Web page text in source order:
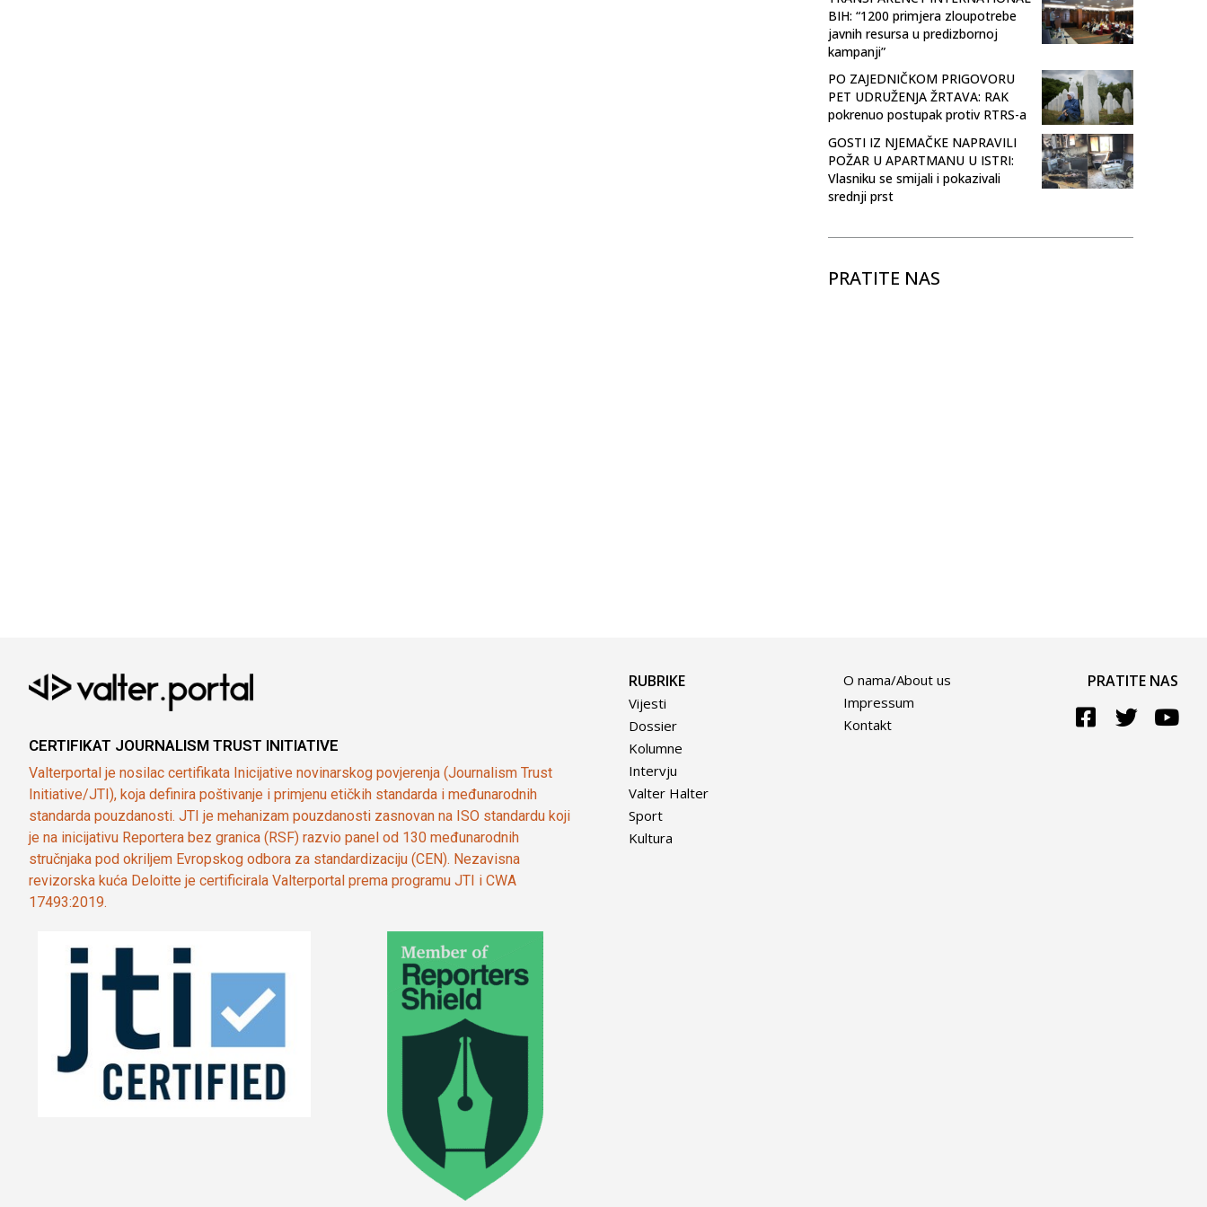
BIH: “1200 primjera zloupotrebe
javnih resursa u predizbornoj
kampanji”
PO ZAJEDNIČKOM PRIGOVORU
PET UDRUŽENJA ŽRTAVA: RAK
pokrenuo postupak protiv RTRS-a
GOSTI IZ NJEMAČKE NAPRAVILI
POŽAR U APARTMANU U ISTRI:
Vlasniku se smijali i pokazivali
srednji prst
PRATITE NAS
CERTIFIKAT JOURNALISM TRUST INITIATIVE
Valterportal je nosilac certifikata Inicijative novinarskog povjerenja (Journalism Trust
Initiative/JTI), koja definira poštivanje i primjenu etičkih standarda i međunarodnih
standarda pouzdanosti. JTI je mehanizam pouzdanosti zasnovan na ISO standardu koji
je na inicijativu Reportera bez granica (RSF) razvio panel od 130 međunarodnih
stručnjaka pod okriljem Evropskog odbora za standardizaciju (CEN). Nezavisna
revizorska kuća Deloitte je certificirala Valterportal prema programu JTI i CWA
17493:2019.
RUBRIKE
Vijesti
Dossier
Kolumne
Intervju
Valter Halter
Sport
Kultura
O nama/About us
Impressum
Kontakt
PRATITE NAS